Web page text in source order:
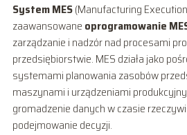
System MES(Manufacturing
zaawansowane oprogramowanie
zarządzanie i nadzór nad procesami
przedsiębiorstwie. MES działa jako
systemami planowania zasobów
maszynami i urządzeniami
gromadzenie danych w czasie
podejmowanie decyzji.